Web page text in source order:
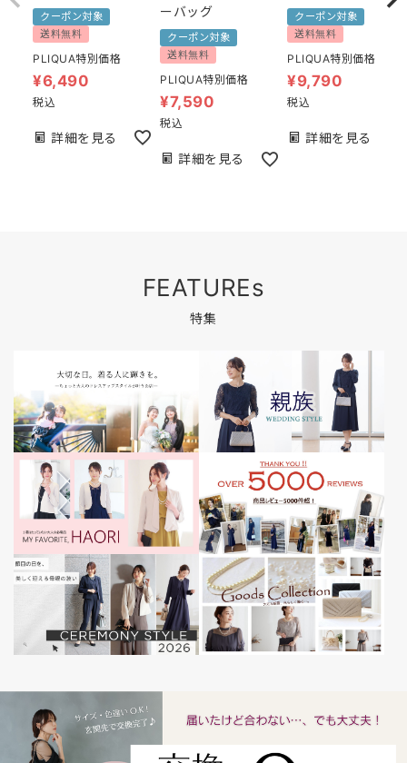
クーポン対象
送料無料
PLIQUA特別価格
¥6,490
税込
詳細を見る
ーバッグ
クーポン対象
送料無料
PLIQUA特別価格
¥7,590
税込
詳細を見る
クーポン対象
送料無料
PLIQUA特別価格
¥9,790
税込
詳細を見る
FEATUREs
特集